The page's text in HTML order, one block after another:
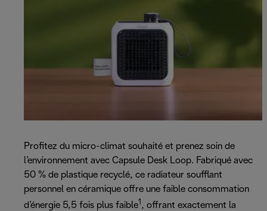
Profitez du micro-climat souhaité et prenez soin de
l’environnement avec Capsule Desk Loop. Fabriqué avec
50 % de plastique recyclé, ce radiateur soufflant
personnel en céramique offre une faible consommation
d’énergie 5,5 fois plus faible1 , offrant exactement la